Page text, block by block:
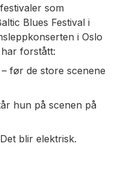
som
Blues Festival i
i Oslo
forstått:
før de store scenene
hun på scenen på
blir elektrisk.